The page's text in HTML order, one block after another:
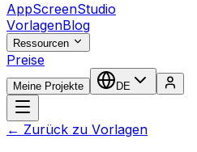
AppScreenStudio
VorlagenBlog
Ressourcen
Preise
Meine Projekte DE
← Zurück zu Vorlagen